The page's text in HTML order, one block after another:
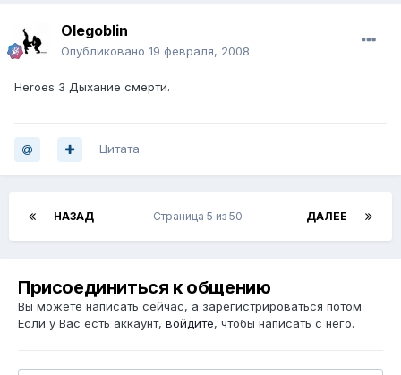
Olegoblin
Опубликовано 19 февраля, 2008
Heroes 3 Дыхание смерти.
Цитата
НАЗАД ДАЛЕЕ
Страница 5 из 50
Присоединиться к общению
Вы можете написать сейчас, а зарегистрироваться потом.
Если у Вас есть аккаунт, войдите, чтобы написать с него.